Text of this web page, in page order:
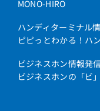
MONO-HIRO
ハンディターミナル
ピピっとわかる！ハ
ビジネスホン情報発
ビジネスホンの「ビ」